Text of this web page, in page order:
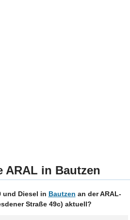
ARAL in Bautzen
und Diesel in Bautzen an der ARAL-
Straße 49c) aktuell?